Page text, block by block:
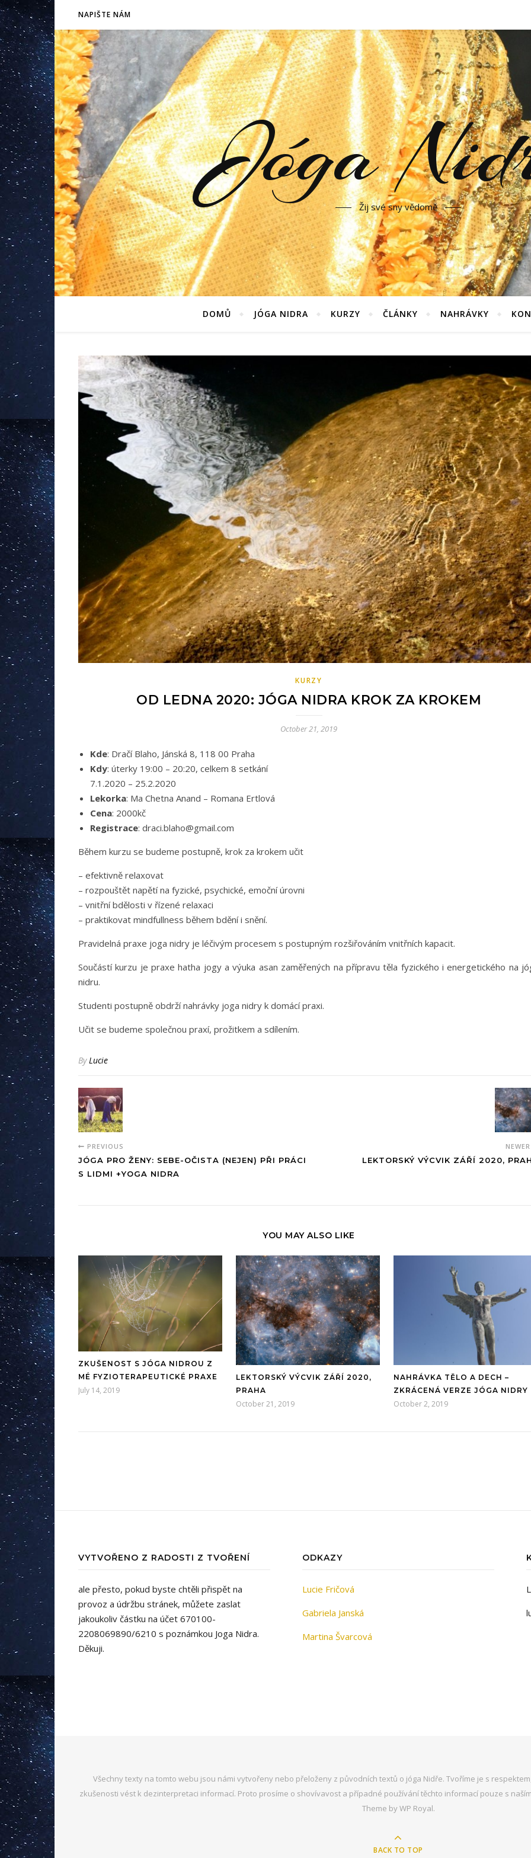
NAPIŠTE NÁM
JógaŽij své sny vědomě
DOMŮ JÓGA NIDRA KURZY ČLÁNKY NAHRÁVKY
KURZY
OD LEDNA 2020: JÓGA NIDRA KROK ZA KROKEM
October 21, 2019
Kde: Dračí Blaho, Jánská 8, 118 00 Praha
Kdy: úterky 19:00 – 20:20, celkem 8 setkání
7.1.2020 – 25.2.2020
Lekorka: Ma Chetna Anand – Romana Ertlová
Cena: 2000kč
Registrace: draci.blaho@gmail.com
Během kurzu se budeme postupně, krok za krokem učit
– efektivně relaxovat
– rozpouštět napětí na fyzické, psychické, emoční úrovni
– vnitřní bdělosti v řízené relaxaci
– praktikovat mindfullness během bdění i snění.
Pravidelná praxe joga nidry je léčivým procesem s postupným rozšiřováním vnitřních kapacit.
Součástí kurzu je praxe hatha jogy a výuka asan zaměřených na přípravu těla fyzického i energetického na
nidru.
Studenti postupně obdrží nahrávky joga nidry k domácí praxi.
Učit se budeme společnou praxí, prožitkem a sdílením.
ByLucie
PREVIOUS
JÓGA PRO ŽENY: SEBE-OČISTA (NEJEN) PŘI PRÁCI
S LIDMI +YOGA NIDRA
LEKTORSKÝ VÝCVIK ZÁŘÍ 2020,
YOU MAY ALSO LIKE
ZKUŠENOST S JÓGA NIDROU Z
MÉ FYZIOTERAPEUTICKÉ PRAXE
July 14, 2019
LEKTORSKÝ VÝCVIK ZÁŘÍ 2020,
PRAHA
October 21, 2019
NAHRÁVKA TĚLO A DECH –
ZKRÁCENÁ VERZE JÓGA NIDRY
October 2, 2019
VYTVOŘENO Z RADOSTI Z TVOŘENÍ
ale přesto, pokud byste chtěli přispět na
provoz a údržbu stránek, můžete zaslat
jakoukoliv částku na účet 670100-
2208069890/6210 s poznámkou Joga Nidra.
Děkuji.
ODKAZY
Lucie Fričová
Gabriela Janská
Martina Švarcová
Všechny texty na tomto webu jsou námi vytvořeny nebo přeloženy z původních textů o jóga Nidře. Tvoříme je s
zkušenosti vést k dezinterpretaci informací. Proto prosíme o shovívavost a případné používání těchto informací pouze s
Theme byWP Royal.
BACK TO TOP